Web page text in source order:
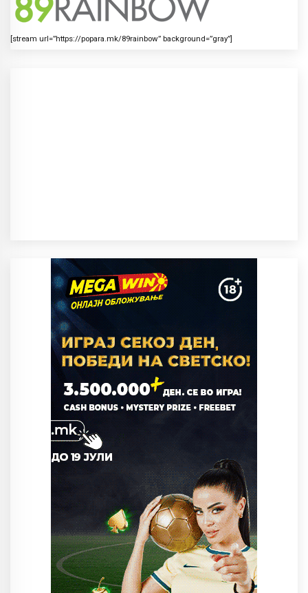
[stream url=”https://popara.mk/89rainbow” background=”gray”]